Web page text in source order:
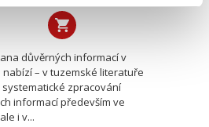
důvěrných informací v
– v tuzemské literatuře
systematické zpracování
informací především ve
i v...